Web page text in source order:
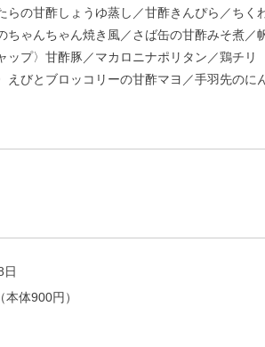
らの甘酢しょうゆ蒸し／甘酢きんぴら／ち
ちゃんちゃん焼き風／さば缶の甘酢みそ煮
ップ〉甘酢豚／マカロニナポリタン／鶏チ
えびとブロッコリーの甘酢マヨ／手羽先のに
日
本体900円）